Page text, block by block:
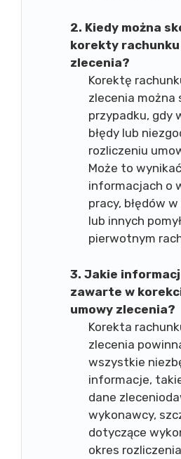
2. Kiedy można
korekty rachunku
zlecenia?
Korektę
zlecenia można
przypadku, gdy
błędy lub
rozliczeniu
Może to
informacjach o
pracy, błędów
lub innych
pierwotnym
3. Jakie
zawarte w
umowy zlecenia?
Korekta
zlecenia
wszystkie
informacje,
dane
wykonawcy,
dotyczące
okres